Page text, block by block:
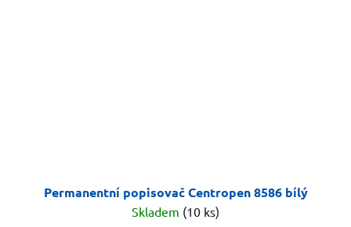
Permanentní popisovač Centropen 8586 bílý
Skladem (10 ks)